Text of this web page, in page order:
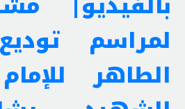
لمراسم
الطاهر